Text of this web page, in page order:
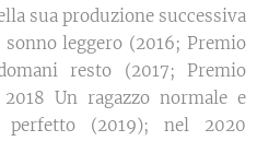
sua produzione successiva
leggero (2016; Premio
resto (2017; Premio
Un ragazzo normale e
(2019); nel 2020